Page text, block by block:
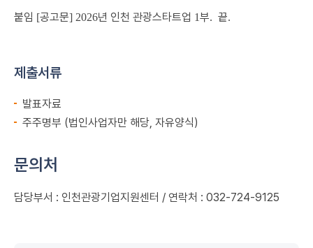
붙임 [공고문] 2026년 인천 관광스타트업 1부. 끝.
제출서류
발표자료
주주명부 (법인사업자만 해당, 자유양식)
문의처
담당부서 : 인천관광기업지원센터 / 연락처 : 032-724-9125